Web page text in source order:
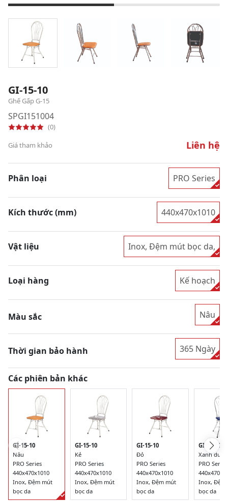
GI-15-10
Ghế Gấp G-15
SPGI151004
(0)
Giá tham khảo
Liên hệ
Phân loại PRO Series
Kích thước (mm) 440x470x1010
Vật liệu Inox, Đệm mút bọc da,
Loại hàng Kế hoạch
Màu sắc Nâu
Thời gian bảo hành 365 Ngày
Các phiên bản khác
GI-15-10
Nâu
PRO Series
440x470x1010
Inox, Đệm mút
bọc da
GI-15-10
Kẻ
PRO Series
440x470x1010
Inox, Đệm mút
bọc da
GI-15-10
Đỏ
PRO Series
440x470x1010
Inox, Đệm mút
bọc da
GI-15-10
Xanh
PRO Series
Inox, Đệm
bọc da